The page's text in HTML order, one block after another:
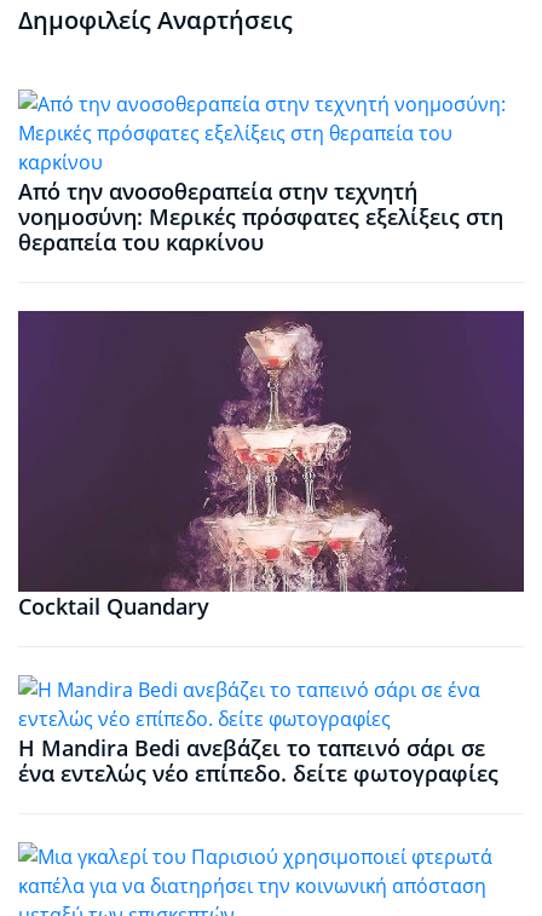
Δημοφιλείς Αναρτήσεις
Από την ανοσοθεραπεία στην τεχνητή
νοημοσύνη: Μερικές πρόσφατες εξελίξεις στη
θεραπεία του καρκίνου
Cocktail Quandary
Η Mandira Bedi ανεβάζει το ταπεινό σάρι σε
ένα εντελώς νέο επίπεδο. δείτε φωτογραφίες